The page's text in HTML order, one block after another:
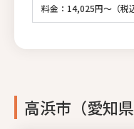
料金：14,025円～（税
高浜市（愛知